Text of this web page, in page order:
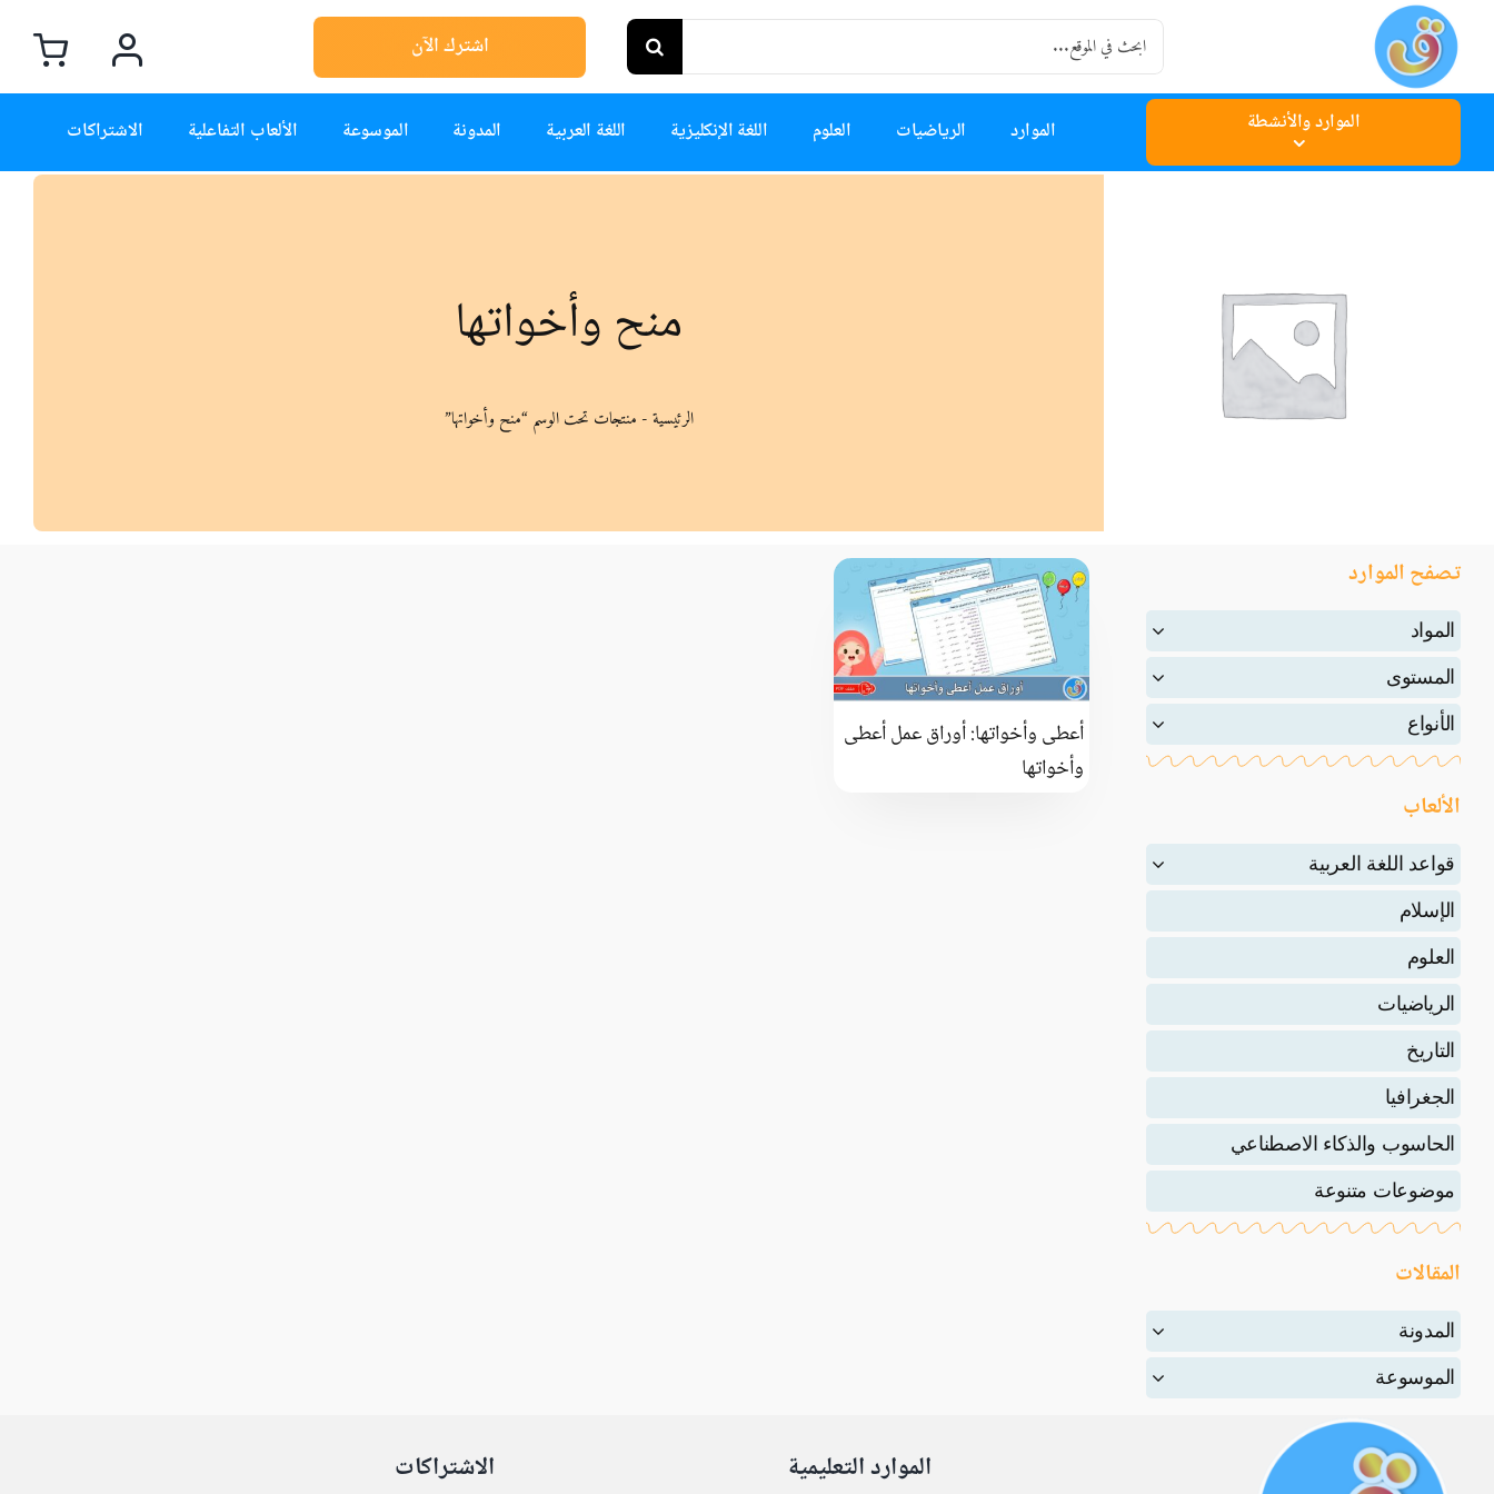
content
Search
for:
اشترك الآن
الموارد والأنشطة الموارد الرياضيات العلوم اللغة الإنكليزية اللغة العربية المدونة الموسوعة الألعاب التفاعلية الاشتراكات
منح وأخواتها
الرئيسية- منتجات تحت الوسم “منح وأخواتها”
تصفح الموارد
المواد
المستوى
الأنواع
الألعاب
قواعد اللغة العربية
الإسلام
العلوم
الرياضيات
التاريخ
الجغرافيا
الحاسوب والذكاء الاصطناعي
موضوعات متنوعة
المقالات
المدونة
الموسوعة
أعطى وأخواتها: أوراق عمل أعطى
وأخواتها
الموارد التعليمية الاشتراكات